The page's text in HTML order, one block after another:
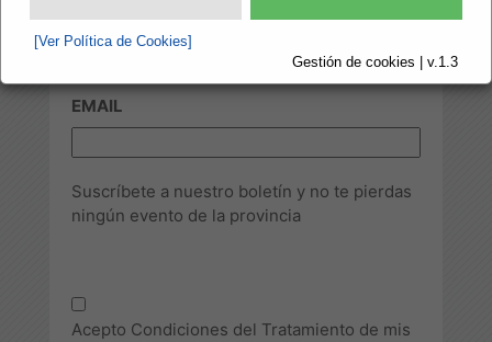
[Ver Política de Cookies]
Gestión de cookies | v.1.3
CLASIFICADOR
EMAIL
Suscríbete a nuestro boletín y no te pierdas
ningún evento de la provincia
Acepto Condiciones del Tratamiento de mis